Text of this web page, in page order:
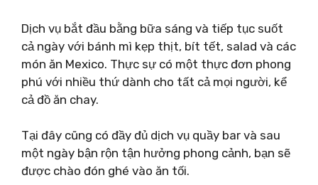
Dịch vụ bắt đầu bằng bữa sáng và tiếp tục suốt
cả ngày với bánh mì kẹp thịt, bít tết, salad và các
món ăn Mexico. Thực sự có một thực đơn phong
phú với nhiều thứ dành cho tất cả mọi người, kể
cả đồ ăn chay.
Tại đây cũng có đầy đủ dịch vụ quầy bar và sau
một ngày bận rộn tận hưởng phong cảnh, bạn sẽ
được chào đón ghé vào ăn tối.